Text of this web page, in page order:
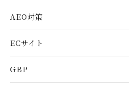
AEO対策
ECサイト
GBP